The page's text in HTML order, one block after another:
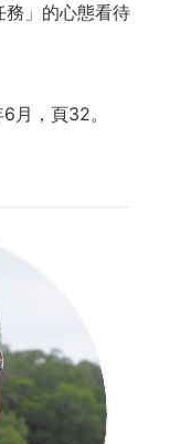
」的心態看待
月，頁32。